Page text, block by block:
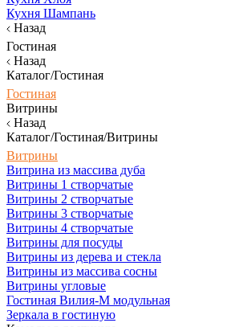
Кухня Шампань
Назад
Гостиная
Назад
Каталог/Гостиная
Гостиная
Витрины
Назад
Каталог/Гостиная/Витрины
Витрины
Витрина из массива дуба
Витрины 1 створчатые
Витрины 2 створчатые
Витрины 3 створчатые
Витрины 4 створчатые
Витрины для посуды
Витрины из дерева и стекла
Витрины из массива сосны
Витрины угловые
Гостиная Вилия-М модульная
Зеркала в гостиную